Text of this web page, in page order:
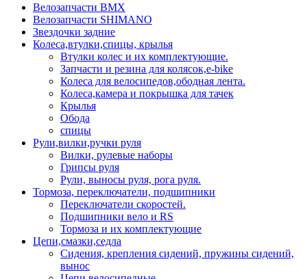
Велозапчасти BMX
Велозапчасти SHIMANO
Звездочки задние
Колеса,втулки,спицы, крылья
Втулки колес и их комплектующие.
Запчасти и резина для колясок,e-bike
Колеса для велосипедов,ободная лента.
Колеса,камера и покрышка для тачек
Крылья
Обода
спицы
Рули,вилки,ручки руля
Вилки, рулевые наборы
Грипсы руля
Рули, выносы руля, рога руля.
Тормоза, переключатели, подшипники
Переключатели скоростей.
Подшипники вело и RS
Тормоза и их комплектующие
Цепи,смазки,седла
Сидения, крепления сидений, пружины сидений,
вынос